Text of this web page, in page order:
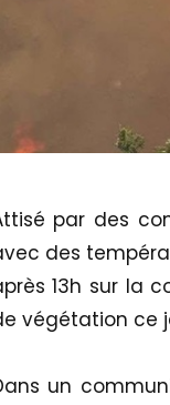
par des
des
13h sur la
végétation ce
un